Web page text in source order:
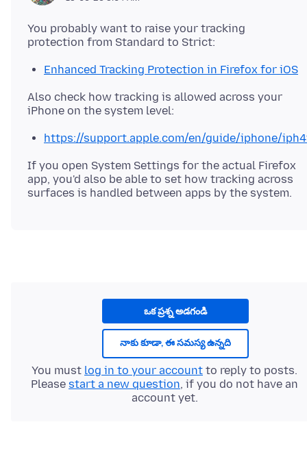
You probably want to raise your tracking
Enhanced Tracking Protection in Firefox for iOS
Also check how tracking is allowed across your
https://support.apple.com/en/guide/iphone/
If you open System Settings for the actual Firefox
app, you'd also be able to set how tracking across
ఒక ప్రశ్న అడగండి
నాకు కూడా, ఈ సమస్య ఉన్నది
You must log in to your account to reply to posts.
Please start a new question, if you do not have an
account yet.